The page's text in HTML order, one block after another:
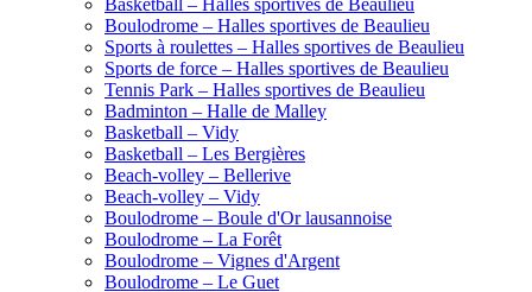
Boulodrome – Halles sportives de Beaulieu
Sports à roulettes – Halles sportives de Beaulieu
Sports de force – Halles sportives de Beaulieu
Tennis Park – Halles sportives de Beaulieu
Badminton – Halle de Malley
Basketball – Vidy
Basketball – Les Bergières
Beach-volley – Bellerive
Beach-volley – Vidy
Boulodrome – Boule d'Or lausannoise
Boulodrome – La Forêt
Boulodrome – Vignes d'Argent
Boulodrome – Le Guet